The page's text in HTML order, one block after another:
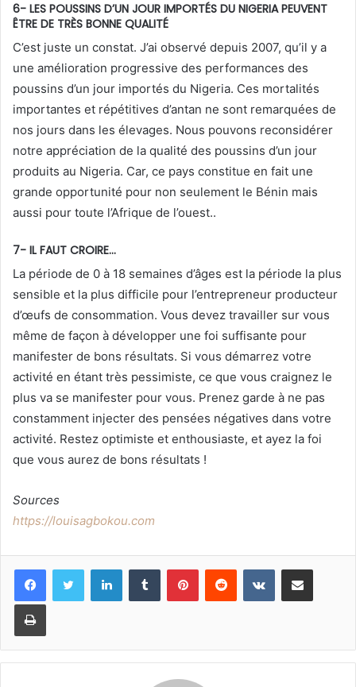
6- LES POUSSINS D’UN JOUR IMPORTÉS DU NIGERIA PEUVENT
ÊTRE DE TRÈS BONNE QUALITÉ
C’est juste un constat. J’ai observé depuis 2007, qu’il y a
une amélioration progressive des performances des
poussins d’un jour importés du Nigeria. Ces mortalités
importantes et répétitives d’antan ne sont remarquées de
nos jours dans les élevages. Nous pouvons reconsidérer
notre appréciation de la qualité des poussins d’un jour
produits au Nigeria. Car, ce pays constitue en fait une
grande opportunité pour non seulement le Bénin mais
aussi pour toute l’Afrique de l’ouest..
7- IL FAUT CROIRE…
La période de 0 à 18 semaines d’âges est la période la plus
sensible et la plus difficile pour l’entrepreneur producteur
d’œufs de consommation. Vous devez travailler sur vous
même de façon à développer une foi suffisante pour
manifester de bons résultats. Si vous démarrez votre
activité en étant très pessimiste, ce que vous craignez le
plus va se manifester pour vous. Prenez garde à ne pas
constamment injecter des pensées négatives dans votre
activité. Restez optimiste et enthousiaste, et ayez la foi
que vous aurez de bons résultats !
Sources
https://louisagbokou.com
LinkedinTumblr PinterestReddit VKontaktePartager par email
Imprimer